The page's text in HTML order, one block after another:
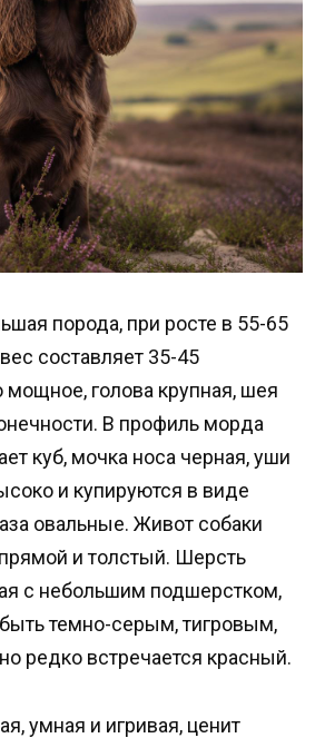
порода, при росте в 55-65
составляет 35-45
мощное, голова крупная, шея
В профиль морда
куб, мочка носа черная, уши
и купируются в виде
овальные. Живот собаки
и толстый. Шерсть
с небольшим подшерстком,
темно-серым, тигровым,
редко встречается красный.
умная и игривая, ценит